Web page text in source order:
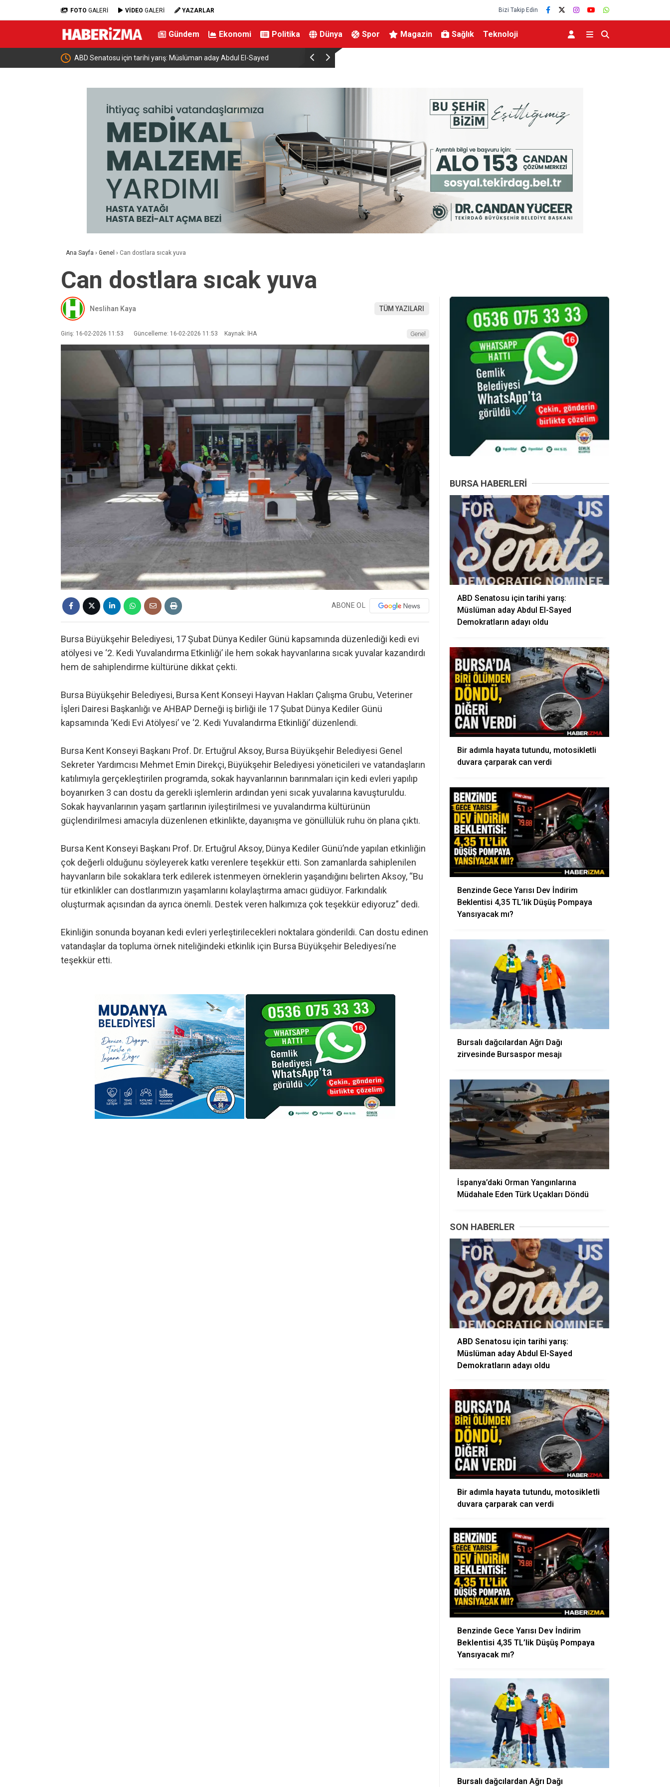
FOTO GALERİ VİDEO GALERİ YAZARLAR Bizi Takip Edin
Gündem Ekonomi Politika Dünya Spor Magazin Sağlık Teknoloji
Senatosu için tarihi yarış: Müslüman aday Abdul El-Sayed Bir adımla hayata tutundu, motosikletli duvara çarparak can verdi
Ana Sayfa › Genel › Can dostlara sıcak yuva
Can dostlara sıcak yuva
Neslihan Kaya TÜM YAZILARI
Giriş: 16-02-2026 11:53 Güncelleme: 16-02-2026 11:53 Kaynak: İHA Genel
ABONE OL
Bursa Büyükşehir Belediyesi, 17 Şubat Dünya Kediler Günü kapsamında düzenlediği kedi evi
atölyesi ve ‘2. Kedi Yuvalandırma Etkinliği’ ile hem sokak hayvanlarına sıcak yuvalar kazandırdı
hem de sahiplendirme kültürüne dikkat çekti.
Bursa Büyükşehir Belediyesi, Bursa Kent Konseyi Hayvan Hakları Çalışma Grubu, Veteriner
İşleri Dairesi Başkanlığı ve AHBAP Derneği iş birliği ile 17 Şubat Dünya Kediler Günü
kapsamında ‘Kedi Evi Atölyesi’ ve ‘2. Kedi Yuvalandırma Etkinliği’ düzenlendi.
Bursa Kent Konseyi Başkanı Prof. Dr. Ertuğrul Aksoy, Bursa Büyükşehir Belediyesi Genel
Sekreter Yardımcısı Mehmet Emin Direkçi, Büyükşehir Belediyesi yöneticileri ve vatandaşların
katılımıyla gerçekleştirilen programda, sokak hayvanlarının barınmaları için kedi evleri yapılıp
boyanırken 3 can dostu da gerekli işlemlerin ardından yeni sıcak yuvalarına kavuşturuldu.
Sokak hayvanlarının yaşam şartlarının iyileştirilmesi ve yuvalandırma kültürünün
güçlendirilmesi amacıyla düzenlenen etkinlikte, dayanışma ve gönüllülük ruhu ön plana çıktı.
Bursa Kent Konseyi Başkanı Prof. Dr. Ertuğrul Aksoy, Dünya Kediler Günü’nde yapılan etkinliğin
çok değerli olduğunu söyleyerek katkı verenlere teşekkür etti. Son zamanlarda sahiplenilen
hayvanların bile sokaklara terk edilerek istenmeyen örneklerin yaşandığını belirten Aksoy, “Bu
tür etkinlikler can dostlarımızın yaşamlarını kolaylaştırma amacı güdüyor. Farkındalık
oluşturmak açısından da ayrıca önemli. Destek veren halkımıza çok teşekkür ediyoruz” dedi.
Ekinliğin sonunda boyanan kedi evleri yerleştirilecekleri noktalara gönderildi. Can dostu edinen
vatandaşlar da topluma örnek niteliğindeki etkinlik için Bursa Büyükşehir Belediyesi’ne
teşekkür etti.
BURSA HABERLERI
ABD Senatosu için tarihi yarış:
Müslüman aday Abdul El-Sayed
Demokratların adayı oldu
Bir adımla hayata tutundu, motosikletli
duvara çarparak can verdi
Benzinde Gece Yarısı Dev İndirim
Beklentisi 4,35 TL’lik Düşüş Pompaya
Yansıyacak mı?
Bursalı dağcılardan Ağrı Dağı
zirvesinde Bursaspor mesajı
İspanya’daki Orman Yangınlarına
Müdahale Eden Türk Uçakları Döndü
SON HABERLER
ABD Senatosu için tarihi yarış:
Müslüman aday Abdul El-Sayed
Demokratların adayı oldu
Bir adımla hayata tutundu, motosikletli
duvara çarparak can verdi
Benzinde Gece Yarısı Dev İndirim
Beklentisi 4,35 TL’lik Düşüş Pompaya
Yansıyacak mı?
Bursalı dağcılardan Ağrı Dağı